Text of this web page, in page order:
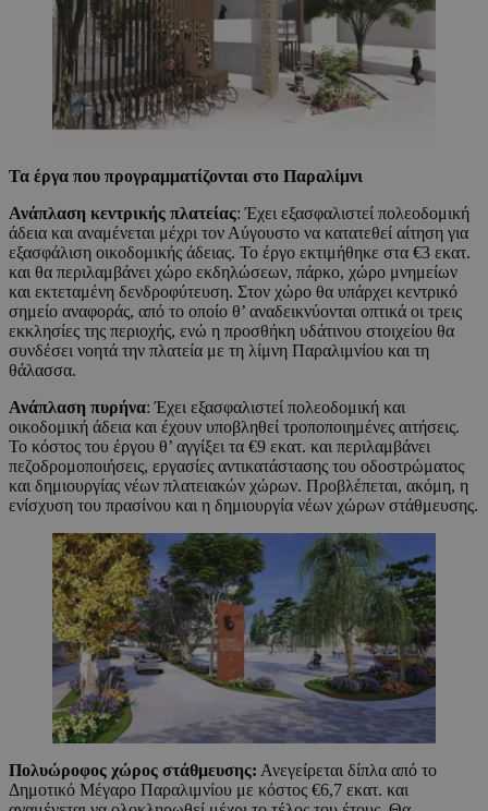
Τα έργα που προγραμματίζονται στο Παραλίμνι
Ανάπλαση κεντρικής πλατείας: Έχει εξασφαλιστεί πολεοδομική
άδεια και αναμένεται μέχρι τον Αύγουστο να κατατεθεί αίτηση για
εξασφάλιση οικοδομικής άδειας. Το έργο εκτιμήθηκε στα €3 εκατ.
και θα περιλαμβάνει χώρο εκδηλώσεων, πάρκο, χώρο μνημείων
και εκτεταμένη δενδροφύτευση. Στον χώρο θα υπάρχει κεντρικό
σημείο αναφοράς, από το οποίο θ’ αναδεικνύονται οπτικά οι τρεις
εκκλησίες της περιοχής, ενώ η προσθήκη υδάτινου στοιχείου θα
συνδέσει νοητά την πλατεία με τη λίμνη Παραλιμνίου και τη
θάλασσα.
Ανάπλαση πυρήνα: Έχει εξασφαλιστεί πολεοδομική και
οικοδομική άδεια και έχουν υποβληθεί τροποποιημένες αιτήσεις.
Το κόστος του έργου θ’ αγγίξει τα €9 εκατ. και περιλαμβάνει
πεζοδρομοποιήσεις, εργασίες αντικατάστασης του οδοστρώματος
και δημιουργίας νέων πλατειακών χώρων. Προβλέπεται, ακόμη, η
ενίσχυση του πρασίνου και η δημιουργία νέων χώρων στάθμευσης.
Πολυώροφος χώρος στάθμευσης: Ανεγείρεται δίπλα από το
Δημοτικό Μέγαρο Παραλιμνίου με κόστος €6,7 εκατ. και